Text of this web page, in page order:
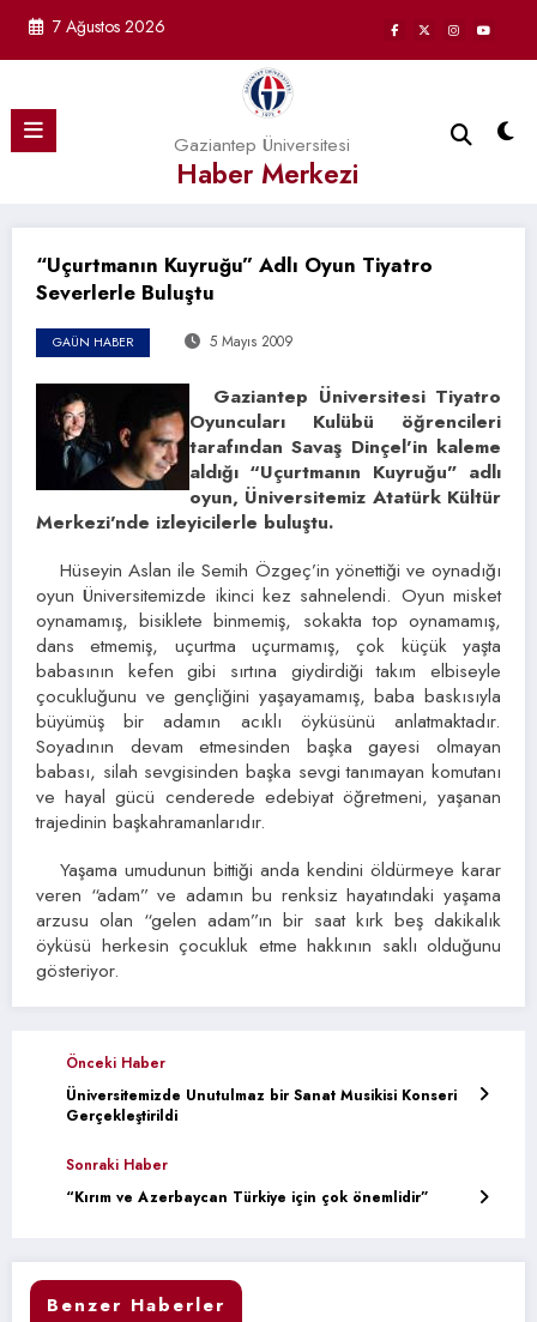
7 Ağustos 2026
Gaziantep Üniversitesi
Haber Merkezi
“Uçurtmanın Kuyruğu” Adlı Oyun Tiyatro
Severlerle Buluştu
GAÜN HABER 5 Mayıs 2009
Gaziantep Üniversitesi Tiyatro
Oyuncuları Kulübü öğrencileri
tarafından Savaş Dinçel’in kaleme
aldığı “Uçurtmanın Kuyruğu” adlı
oyun, Üniversitemiz Atatürk Kültür
Merkezi’nde izleyicilerle buluştu.
Hüseyin Aslan ile Semih Özgeç’in yönettiği ve oynadığı
oyun Üniversitemizde ikinci kez sahnelendi. Oyun misket
oynamamış, bisiklete binmemiş, sokakta top oynamamış,
dans etmemiş, uçurtma uçurmamış, çok küçük yaşta
babasının kefen gibi sırtına giydirdiği takım elbiseyle
çocukluğunu ve gençliğini yaşayamamış, baba baskısıyla
büyümüş bir adamın acıklı öyküsünü anlatmaktadır.
Soyadının devam etmesinden başka gayesi olmayan
babası, silah sevgisinden başka sevgi tanımayan komutanı
ve hayal gücü cenderede edebiyat öğretmeni, yaşanan
trajedinin başkahramanlarıdır.
Yaşama umudunun bittiği anda kendini öldürmeye karar
veren “adam” ve adamın bu renksiz hayatındaki yaşama
arzusu olan “gelen adam”ın bir saat kırk beş dakikalık
öyküsü herkesin çocukluk etme hakkının saklı olduğunu
gösteriyor.
Önceki Haber
Üniversitemizde Unutulmaz bir Sanat Musikisi Konseri
Gerçekleştirildi
Sonraki Haber
“Kırım ve Azerbaycan Türkiye için çok önemlidir”
Benzer Haberler